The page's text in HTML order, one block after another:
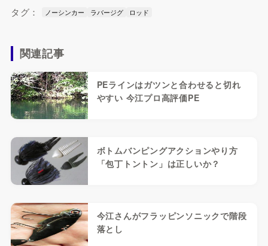
タグ： ノーシンカー ラバージグ ロッド
関連記事
PEラインはガツンと合わせると切れ
やすい 今江プロ高評価PE
ボトムバンピングアクションやり方
「包丁トントン」は正しいか？
今江さんがフラッピンソニックで階段
落とし